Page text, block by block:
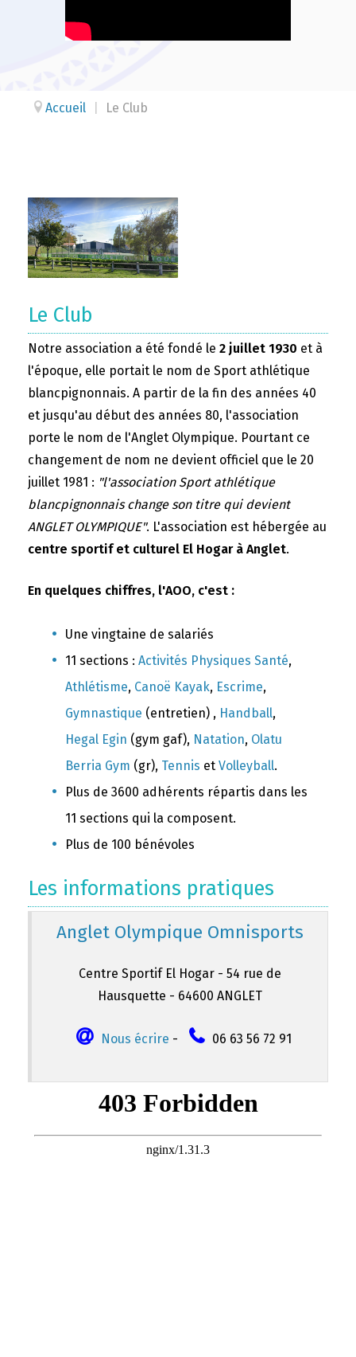
Accueil Le Club
Le Club
Notre association a été fondé le 2 juillet 1930 et à
l'époque, elle portait le nom de Sport athlétique
blancpignonnais. A partir de la fin des années 40
et jusqu'au début des années 80, l'association
porte le nom de l'Anglet Olympique. Pourtant ce
changement de nom ne devient officiel que le 20
juillet 1981 : "l'association Sport athlétique
blancpignonnais change son titre qui devient
ANGLET OLYMPIQUE". L'association est hébergée au
centre sportif et culturel El Hogar à Anglet.
En quelques chiffres, l'AOO, c'est :
Une vingtaine de salariés
11 sections : Activités Physiques Santé,
Athlétisme, Canoë Kayak, Escrime,
Gymnastique (entretien) , Handball,
Hegal Egin (gym gaf), Natation, Olatu
Berria Gym (gr), Tennis et Volleyball.
Plus de 3600 adhérents répartis dans les
11 sections qui la composent.
Plus de 100 bénévoles
Les informations pratiques
Anglet Olympique Omnisports
Centre Sportif El Hogar - 54 rue de
Hausquette - 64600 ANGLET
Nous écrire - 06 63 56 72 91